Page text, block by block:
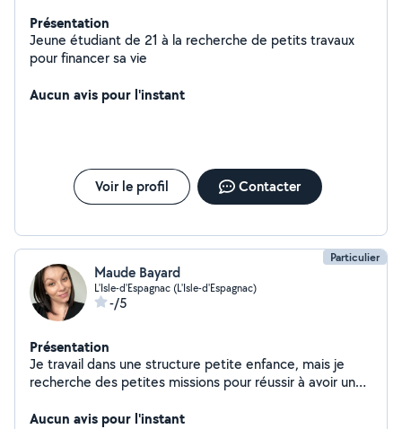
Présentation
Jeune étudiant de 21 à la recherche de petits travaux
pour financer sa vie
Aucun avis pour l'instant
Voir le profil Contacter
Particulier
Maude Bayard
L'Isle-d'Espagnac (L'Isle-d'Espagnac)
-/5
Présentation
Je travail dans une structure petite enfance, mais je
recherche des petites missions pour réussir à avoir un
grâce à mes diplômes ainsi qu'à mes différents emplois.
Aucun avis pour l'instant